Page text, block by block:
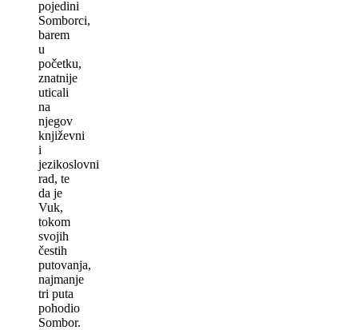
pojedini
Somborci,
barem
u
početku,
znatnije
uticali
na
njegov
književni
i
jezikoslovni
rad, te
da je
Vuk,
tokom
svojih
čestih
putovanja,
najmanje
tri puta
pohodio
Sombor.